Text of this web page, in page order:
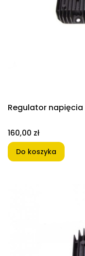
Cena
160,00 zł
Do koszyka